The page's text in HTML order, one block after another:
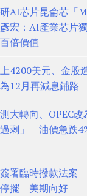
AI芯片昆侖芯「
宏：AI產業芯片
倍價值
4200美元、金
12月再減息鋪路
大轉向、OPEC
過剩」 油價急跌
署臨時撥款法案
擺 美期向好